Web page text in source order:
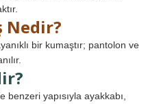
Nedir?
bir kumaştır; pantolon ve
yapısıyla ayakkabı,